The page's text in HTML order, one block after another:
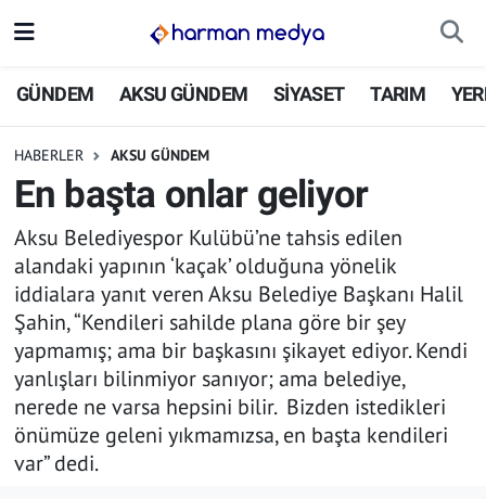
GÜNDEM AKSU GÜNDEM SİYASET TARIM
HABERLER AKSU GÜNDEM
En başta onlar geliyor
Aksu Belediyespor Kulübü’ne tahsis edilen
alandaki yapının ‘kaçak’ olduğuna yönelik
iddialara yanıt veren Aksu Belediye Başkanı Halil
Şahin, “Kendileri sahilde plana göre bir şey
yapmamış; ama bir başkasını şikayet ediyor. Kendi
yanlışları bilinmiyor sanıyor; ama belediye,
nerede ne varsa hepsini bilir. Bizden istedikleri
önümüze geleni yıkmamızsa, en başta kendileri
var” dedi.
GÜNDEM
SİYASET
TARIM
YEREL YÖNETİMLER
EKONOMİ
ASAYİŞ
SPOR
İstanbul Nöbetçi Eczaneler
İstanbul Trafik Yoğunluk Haritası
Süper Lig Puan Durumu ve Fikstür
Tüm Manşetler
Son Dakika Haberleri
Haber Arşivi